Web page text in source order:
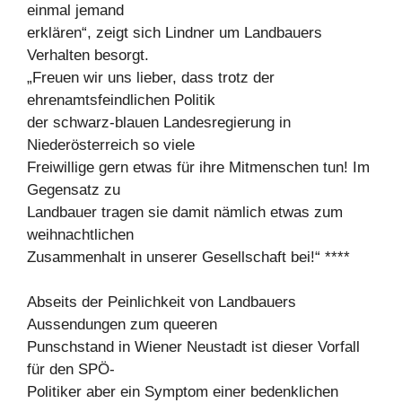
einmal jemand
erklären“, zeigt sich Lindner um Landbauers
Verhalten besorgt.
„Freuen wir uns lieber, dass trotz der
ehrenamtsfeindlichen Politik
der schwarz-blauen Landesregierung in
Niederösterreich so viele
Freiwillige gern etwas für ihre Mitmenschen tun! Im
Gegensatz zu
Landbauer tragen sie damit nämlich etwas zum
weihnachtlichen
Zusammenhalt in unserer Gesellschaft bei!“ ****
Abseits der Peinlichkeit von Landbauers
Aussendungen zum queeren
Punschstand in Wiener Neustadt ist dieser Vorfall
für den SPÖ-
Politiker aber ein Symptom einer bedenklichen